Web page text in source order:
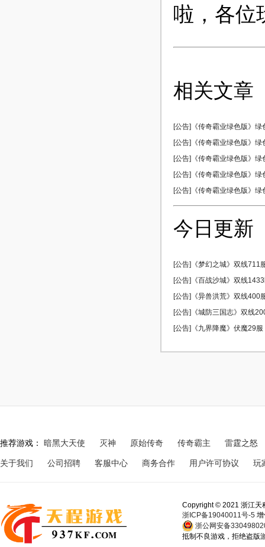
啦，各位
相关文章
[公告]《传奇霸业绿色版》
[公告]《传奇霸业绿色版》
[公告]《传奇霸业绿色版》
[公告]《传奇霸业绿色版》
[公告]《传奇霸业绿色版》
今日更新
[公告]《梦幻之城》双线711
[公告]《百战沙城》双线
[公告]《异兽洪荒》双线400
[公告]《城防三国志》双线
[公告]《九界降魔》伏魔29
推荐游戏： 暗黑大天使 灭神 原始传奇 传奇霸主 雷霆之怒
关于我们 公司招聘 客服中心 商务合作 用户许可协议 玩
Copyright © 2021 浙江天
浙ICP备19040011号-5
浙公网安备
抵制不良游戏，拒绝盗版